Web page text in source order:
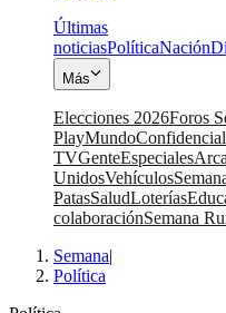
Últimas
noticiasPolíticaNación
Más
Elecciones 2026Foros
PlayMundo
TVGenteEspeciales
UnidosVehículos
PatasSaludLoterías
colaboraciónSemana
Semana|
Política